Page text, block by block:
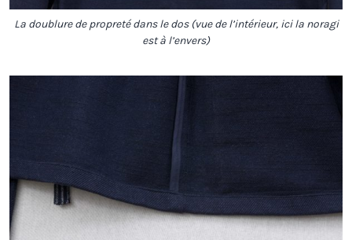
La doublure de propreté dans le dos (vue de l’intérieur, ici la noragi
est à l’envers)